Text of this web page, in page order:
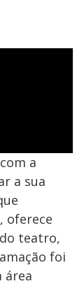
a
a sua
oferece
teatro,
foi
área